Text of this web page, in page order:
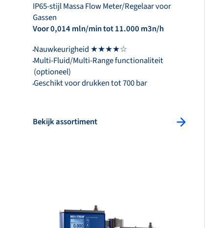
IP65-stijl Massa Flow Meter/Regelaar voor
Gassen
Voor 0,014 mln/min tot 11.000 m3n/h
Nauwkeurigheid ★★★★☆
Multi-Fluid/Multi-Range functionaliteit
(optioneel)
Geschikt voor drukken tot 700 bar
Bekijk assortiment